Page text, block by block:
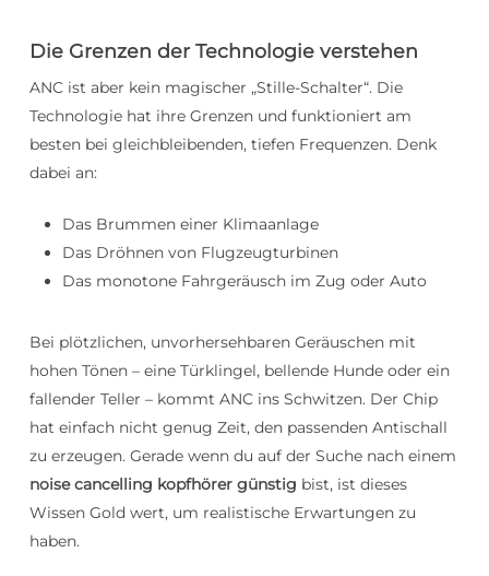
Die Grenzen der Technologie verstehen
ANC ist aber kein magischer „Stille-Schalter“. Die
Technologie hat ihre Grenzen und funktioniert am
besten bei gleichbleibenden, tiefen Frequenzen. Denk
dabei an:
Das Brummen einer Klimaanlage
Das Dröhnen von Flugzeugturbinen
Das monotone Fahrgeräusch im Zug oder Auto
Bei plötzlichen, unvorhersehbaren Geräuschen mit
hohen Tönen – eine Türklingel, bellende Hunde oder ein
fallender Teller – kommt ANC ins Schwitzen. Der Chip
hat einfach nicht genug Zeit, den passenden Antischall
zu erzeugen. Gerade wenn du auf der Suche nach einem
noise cancelling kopfhörer günstig bist, ist dieses
Wissen Gold wert, um realistische Erwartungen zu
haben.